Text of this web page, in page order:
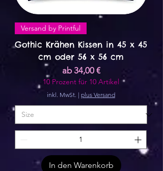
Versand by Printful
Gothic Krähen Kissen in 45 x 45
cm oder 56 x 56 cm
ab34,00 €
Sale-Preis
10 Prozent für 10 Artikel
inkl. MwSt. | plus Versand
In den Warenkorb